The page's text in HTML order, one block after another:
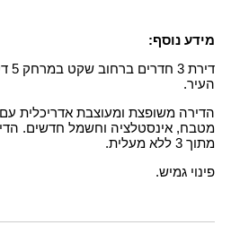
מידע נוסף:
העיר.
הדירה משופצת ומעוצבת אדריכלית עם
מתוך 3 ללא מעלית.
פינוי גמיש.